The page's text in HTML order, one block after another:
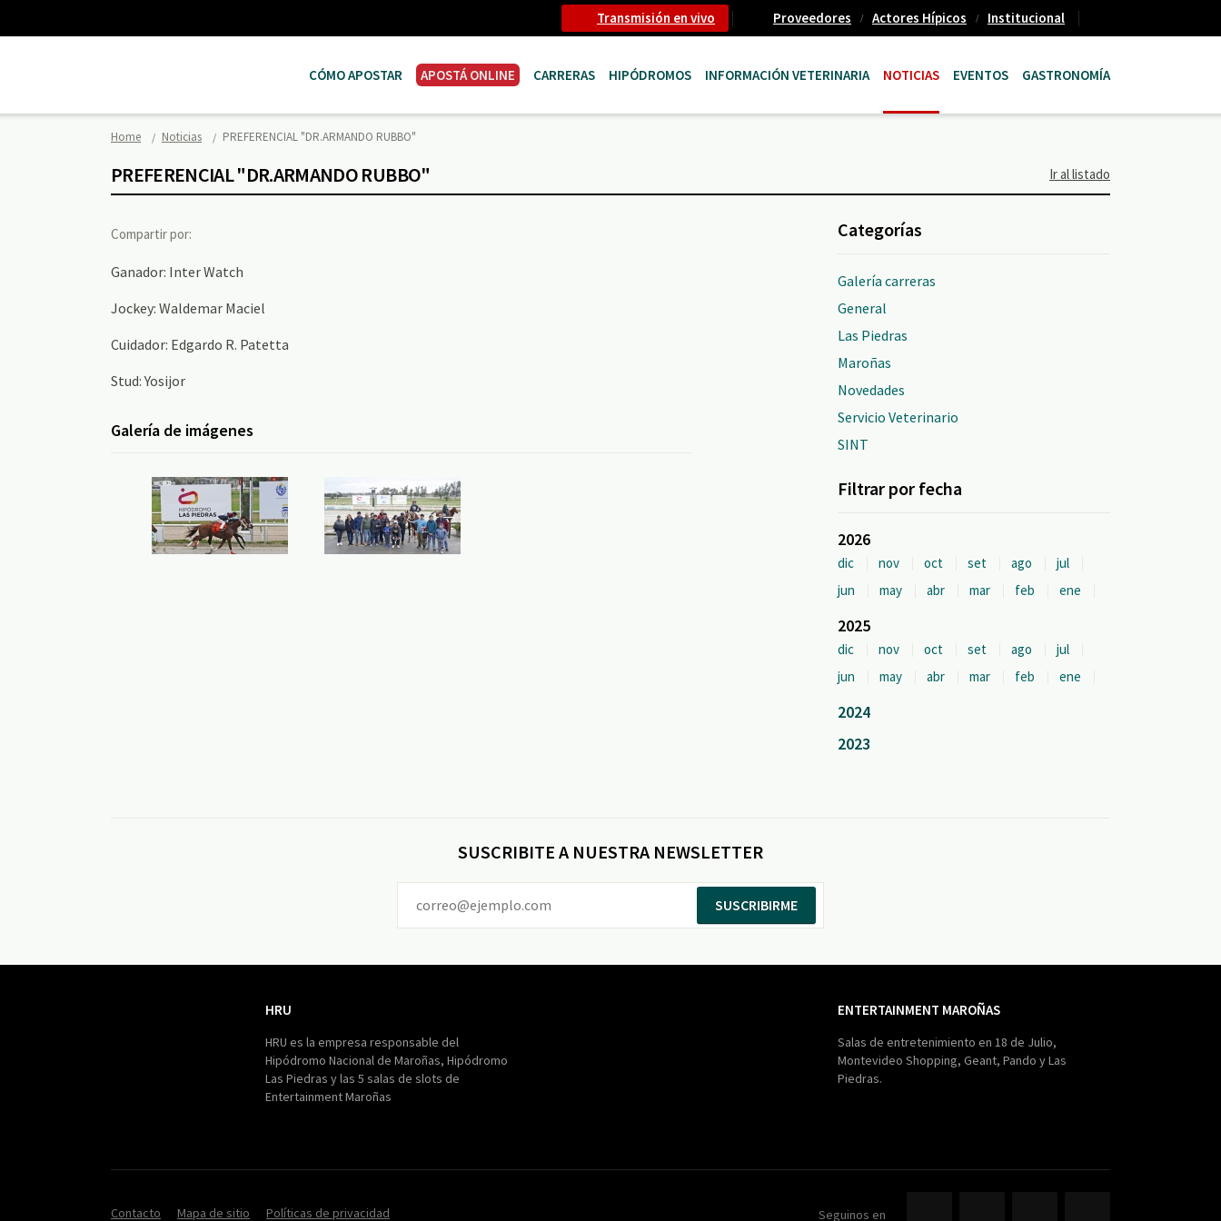
Transmisión en vivo Proveedores Actores Hípicos Institucional
CÓMO APOSTAR APOSTÁ ONLINE CARRERAS HIPÓDROMOS INFORMACIÓN VETERINARIA NOTICIAS EVENTOS GASTRONOMÍA
Home Noticias PREFERENCIAL "DR.ARMANDO RUBBO"
PREFERENCIAL "DR.ARMANDO RUBBO" Ir al listado
Compartir por:
Ganador: Inter Watch
Jockey: Waldemar Maciel
Cuidador: Edgardo R. Patetta
Stud: Yosijor
Galería de imágenes
Categorías
Galería carreras
General
Las Piedras
Maroñas
Novedades
Servicio Veterinario
SINT
Filtrar por fecha
2026
dic nov oct set ago
jul
jun
may abr mar feb ene
2025
dic nov oct set ago
jul
jun
may abr mar feb ene
2024
2023
SUSCRIBITE A NUESTRA NEWSLETTER
SUSCRIBIRME
HRU
HRU es la empresa responsable del
Hipódromo Nacional de Maroñas, Hipódromo
Las Piedras y las 5 salas de slots de
Entertainment Maroñas
ENTERTAINMENT MAROÑAS
Salas de entretenimiento en 18 de Julio,
Montevideo Shopping, Geant, Pando y Las
Piedras.
Contacto Mapa de sitio Políticas de privacidad Seguinos en